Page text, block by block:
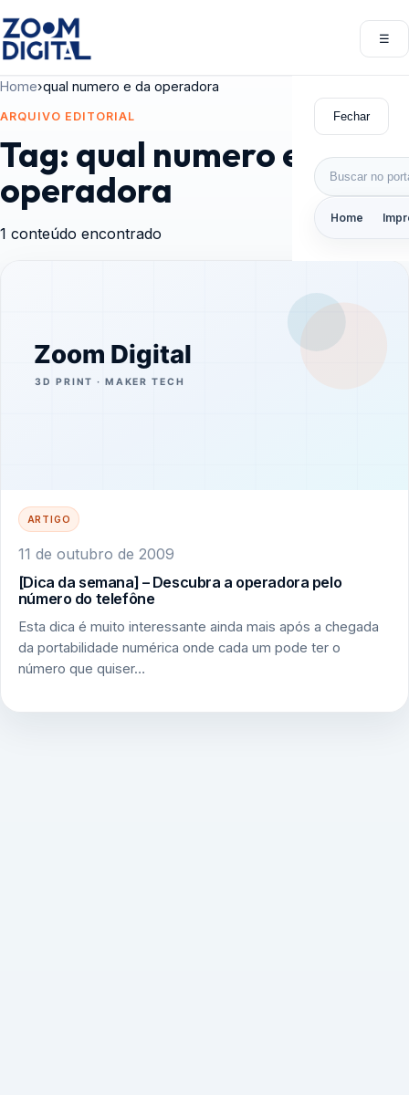
☰
Fechar
Buscar por:
Home
Home›qual numero e da operadora
ARQUIVO EDITORIAL
Tag: qual numero e da
operadora
1 conteúdo encontrado
ARTIGO
11 de outubro de 2009
[Dica da semana] – Descubra a operadora pelo
número do telefône
Esta dica é muito interessante ainda mais após a chegada
da portabilidade numérica onde cada um pode ter o
número que quiser…